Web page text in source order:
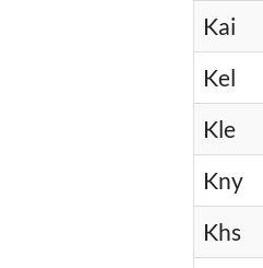
Kai
Kel
Kle
Kny
Khs